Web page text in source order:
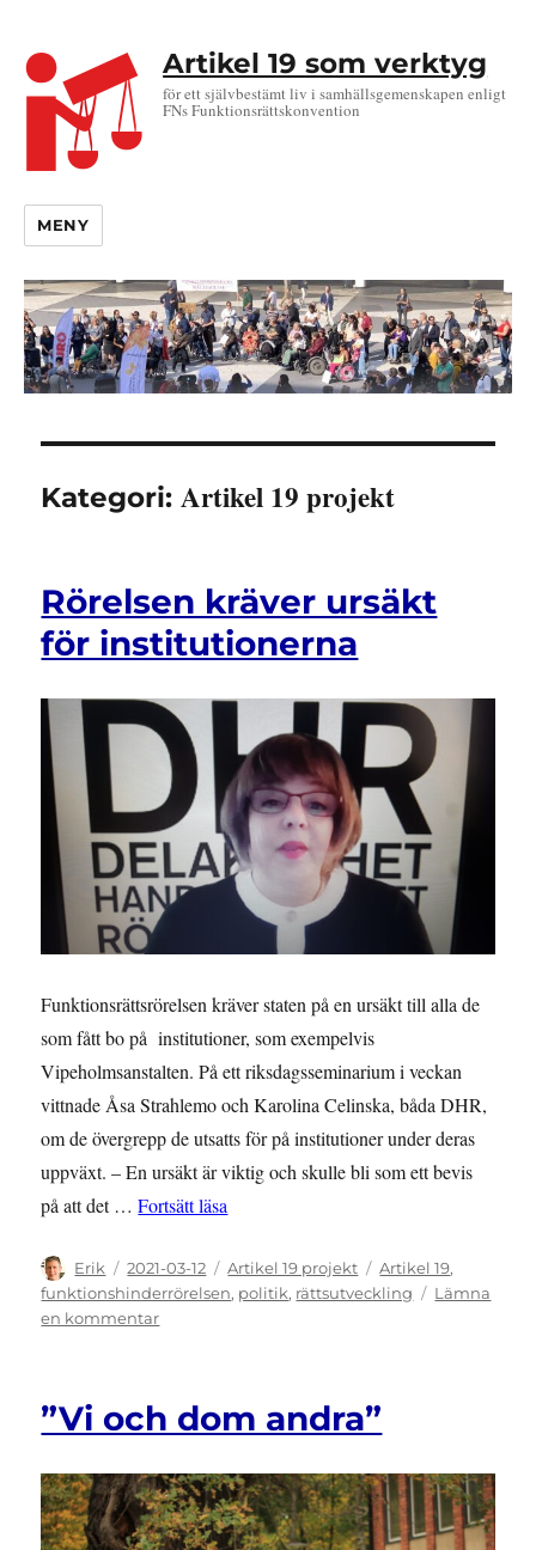
Artikel 19 som verktyg
för ett självbestämt liv i samhällsgemenskapen enligt
FNs Funktionsrättskonvention
MENY
Kategori:Artikel 19 projekt
Rörelsen kräver ursäkt
för institutionerna
Funktionsrättsrörelsen kräver staten på en ursäkt till alla de
som fått bo på institutioner, som exempelvis
Vipeholmsanstalten. På ett riksdagsseminarium i veckan
vittnade Åsa Strahlemo och Karolina Celinska, båda DHR,
om de övergrepp de utsatts för på institutioner under deras
uppväxt. – En ursäkt är viktig och skulle bli som ett bevis
på att det …Fortsätt läsa
Författare
Erik
Publicerat
den
2021-03-12 Kategorier
Artikel 19 projekt Etiketter
Artikel 19,
funktionshinderrörelsen, politik, rättsutveckling
Lämna
en kommentartill
för
”Vi och dom andra”